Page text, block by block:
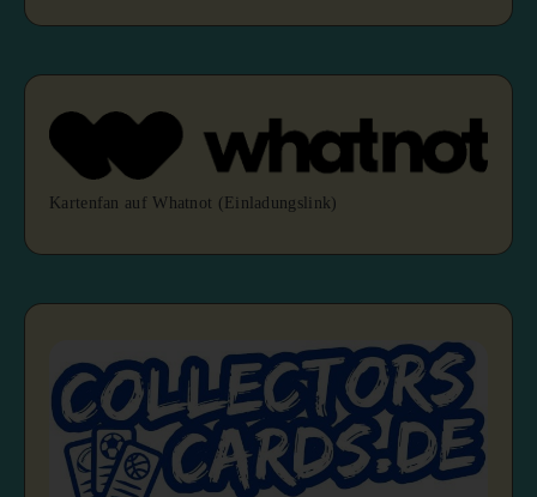
Kartenfan auf Whatnot (Einladungslink)